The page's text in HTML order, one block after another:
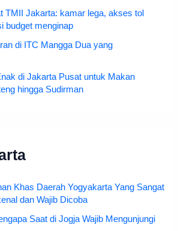
TMII Jakarta: kamar lega, akses tol
budget menginap
di ITC Mangga Dua yang
di Jakarta Pusat untuk Makan
hingga Sudirman
Khas Daerah Yogyakarta Yang Sangat
dan Wajib Dicoba
Saat di Jogja Wajib Mengunjungi